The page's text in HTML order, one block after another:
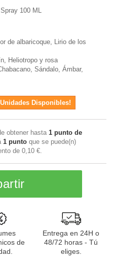
100 ML
de albaricoque, Lirio de los
Heliotropo y rosa
Sándalo, Ámbar,
Disponibles!
obtener hasta 1 punto de
1 punto que se puede(n)
de 0,10 €
de
Entrega en 24H o
48/72 horas - Tú
eliges.